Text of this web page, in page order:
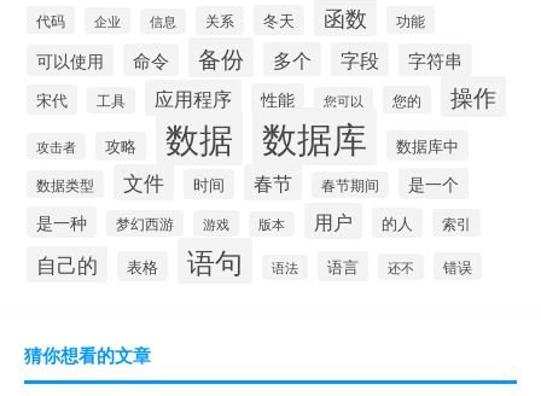
代码 企业 信息 关系 冬天 函数 功能
可以使用 命令 备份 多个 字段 字符串
宋代 工具 应用程序 性能 您可以 您的 操作
攻击者 攻略 数据 数据库 数据库中
数据类型 文件 时间 春节 春节期间
是一个
是一种
梦幻西游 游戏 版本 用户 的人 索引
自己的 表格 语句 语法 语言 还不 错误
猜你想看的文章